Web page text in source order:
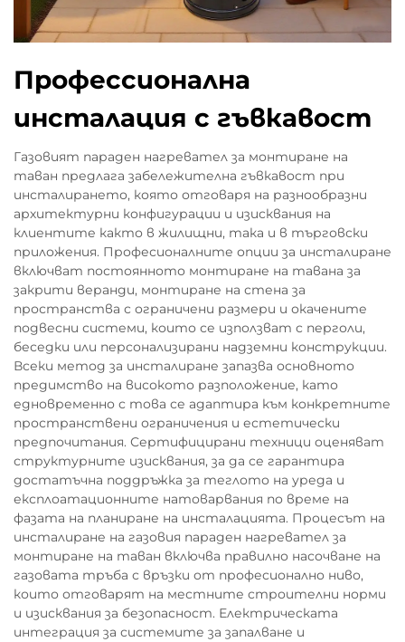
Профессионална
инсталация с гъвкавост
Газовият параден нагревател за монтиране на
таван предлага забележителна гъвкавост при
инсталирането, която отговаря на разнообразни
архитектурни конфигурации и изисквания на
клиентите както в жилищни, така и в търговски
приложения. Професионалните опции за инсталиране
включват постоянното монтиране на тавана за
закрити веранди, монтиране на стена за
пространства с ограничени размери и окачените
подвесни системи, които се използват с перголи,
беседки или персонализирани надземни конструкции.
Всеки метод за инсталиране запазва основното
предимство на високото разположение, като
едновременно с това се адаптира към конкретните
пространствени ограничения и естетически
предпочитания. Сертифицирани техници оценяват
структурните изисквания, за да се гарантира
достатъчна поддръжка за теглото на уреда и
експлоатационните натоварвания по време на
фазата на планиране на инсталацията. Процесът на
инсталиране на газовия параден нагревател за
монтиране на таван включва правилно насочване на
газовата тръба с връзки от професионално ниво,
които отговарят на местните строителни норми
и изисквания за безопасност. Електрическата
интеграция за системите за запалване и